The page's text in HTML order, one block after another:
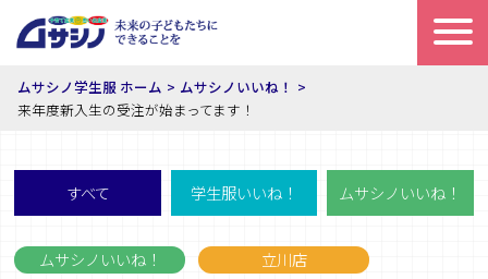
ムサシノ学生服 ホーム
ムサシノいいね！
来年度新入生の受注が始まってます！
すべて 学生服いいね！ ムサシノいいね！
ムサシノいいね！ 立川店